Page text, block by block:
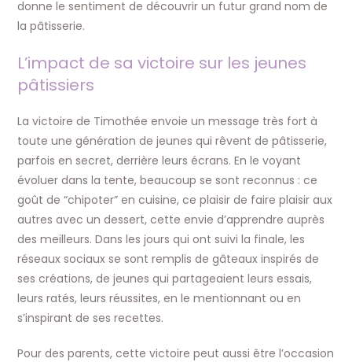
donne le sentiment de découvrir un futur grand nom de
la pâtisserie.​
L’impact de sa victoire sur les jeunes
pâtissiers
La victoire de Timothée envoie un message très fort à
toute une génération de jeunes qui rêvent de pâtisserie,
parfois en secret, derrière leurs écrans. En le voyant
évoluer dans la tente, beaucoup se sont reconnus : ce
goût de “chipoter” en cuisine, ce plaisir de faire plaisir aux
autres avec un dessert, cette envie d’apprendre auprès
des meilleurs. Dans les jours qui ont suivi la finale, les
réseaux sociaux se sont remplis de gâteaux inspirés de
ses créations, de jeunes qui partageaient leurs essais,
leurs ratés, leurs réussites, en le mentionnant ou en
s’inspirant de ses recettes.​
Pour des parents, cette victoire peut aussi être l’occasion